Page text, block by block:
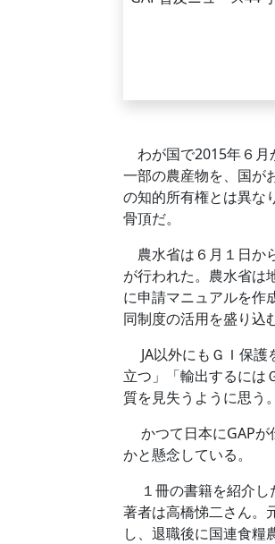
わが国で2015年６月
一部の農産物を、国が
の知的所有権とは異な
骨頂だ。
農水省は６月１日か
が行われた。農水省は
に申請マニュアルを作
同制度の活用を盛り込
JA以外にもＧＩ保護
立つ」「輸出するには
質を見失うように思う。
かつて日本にGAPが
かと懸念している。
１冊の書籍を紹介し
著者は高橋悌二さん。
し、退職後に国連食糧